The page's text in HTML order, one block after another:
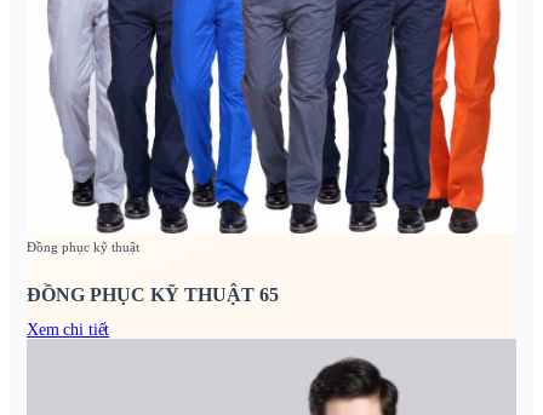
Đồng phục kỹ thuật
ĐỒNG PHỤC KỸ THUẬT 65
Xem chi tiết